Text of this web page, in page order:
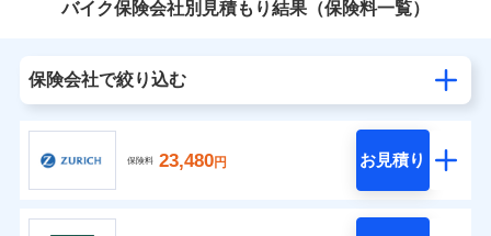
バイク保険会社別見積もり結果（保険料一覧）
保険会社で絞り込む
保険料 23,480円 お見積り